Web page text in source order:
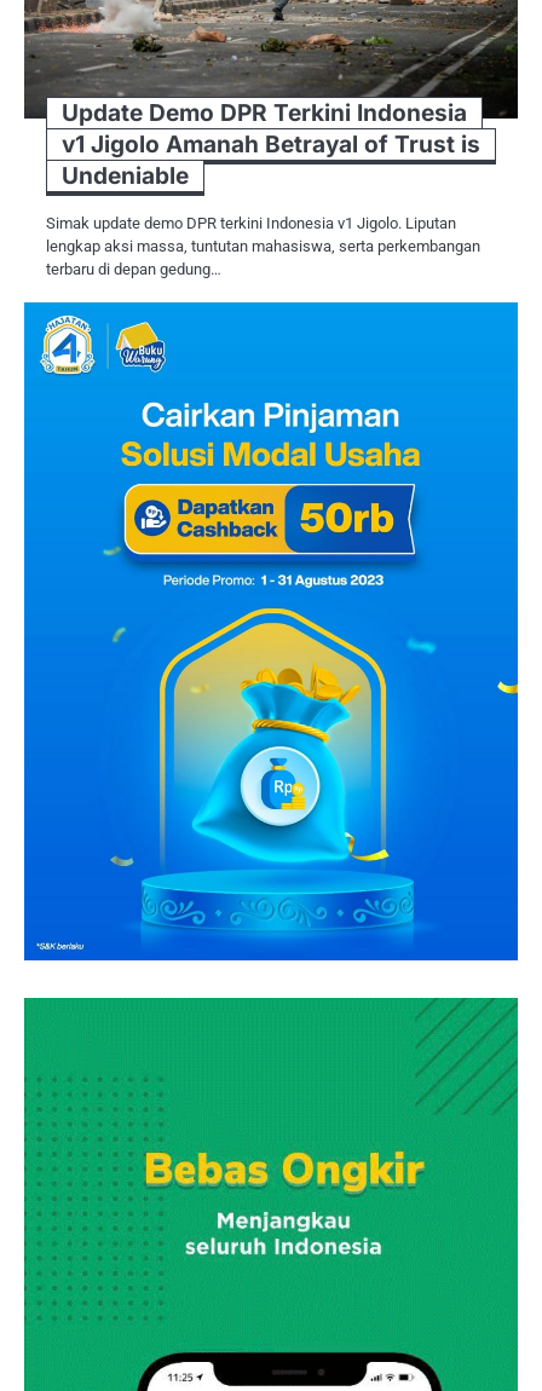
Update Demo DPR Terkini Indonesia
v1 Jigolo Amanah Betrayal of Trust is
Undeniable
Simak update demo DPR terkini Indonesia v1 Jigolo. Liputan
lengkap aksi massa, tuntutan mahasiswa, serta perkembangan
terbaru di depan gedung…